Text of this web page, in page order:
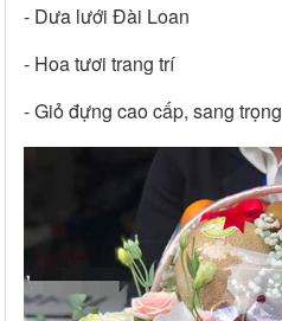
- Dưa lưới Đài Loan
- Hoa tươi trang trí
- Giỏ đựng cao cấp, sang trọng